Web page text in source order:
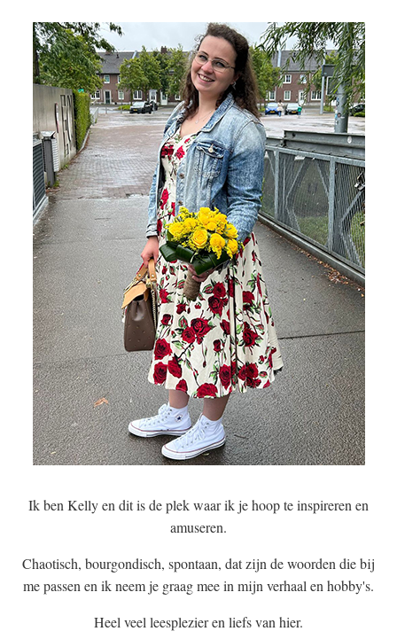
Ik ben Kelly en dit is de plek waar ik je hoop te inspireren en
amuseren.
Chaotisch, bourgondisch, spontaan, dat zijn de woorden die bij
me passen en ik neem je graag mee in mijn verhaal en hobby's.
Heel veel leesplezier en liefs van hier.